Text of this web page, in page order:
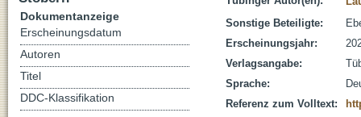
Sonstige Beteiligte:
Erscheinungsjahr:
Verlagsangabe:
Sprache:
Referenz zum Volltext:
Dokumentanzeige
Erscheinungsdatum
Autoren
Titel
DDC-Klassifikation